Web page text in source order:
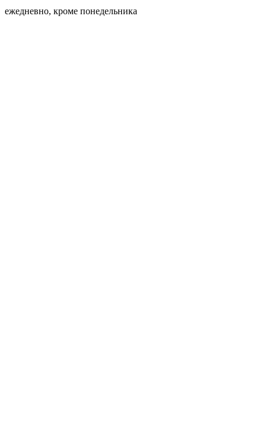
ежедневно, кроме понедельника